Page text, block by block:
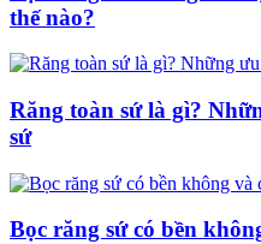
thế nào?
Răng toàn sứ là gì?
sứ
Bọc răng sứ có bền